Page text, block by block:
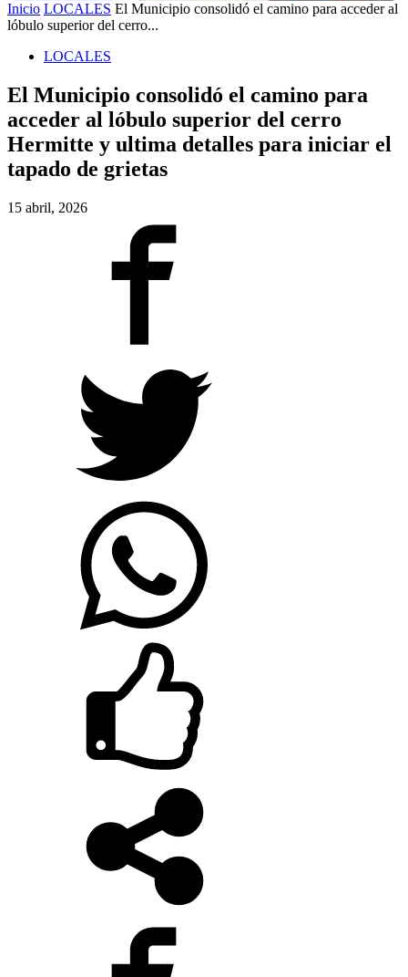
Inicio LOCALES El Municipio consolidó el camino para acceder al
lóbulo superior del cerro...
LOCALES
El Municipio consolidó el camino para
acceder al lóbulo superior del cerro
Hermitte y ultima detalles para iniciar el
tapado de grietas
15 abril, 2026